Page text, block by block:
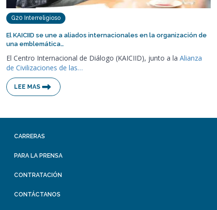
G20 Interreligioso
El KAICIID se une a aliados internacionales en la organización de
una emblemática…
El Centro Internacional de Diálogo (KAICIID), junto a laAlianza
de Civilizaciones de las…
LEE MAS
CARRERAS
PARA LA PRENSA
CONTRATACIÓN
CONTÁCTANOS